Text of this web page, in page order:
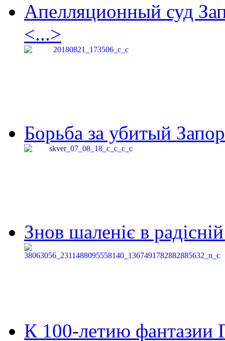
Апелляционный суд
<...>
Борьба за убитый
Знов шаленіє в
К 100-летию фантазии